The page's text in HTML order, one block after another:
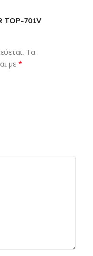
TOP-701V
Τα
με *